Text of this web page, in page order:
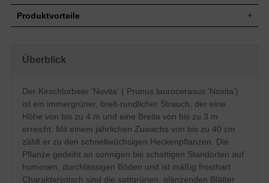
Zuwachs
Wuchsform
Frucht
Tiefschwarze erbsengroße Steinfrüchte,
nicht zum Verzehr geeignet
Blüte
Weiß, im Mai, angenehm duftend
Blütezeit
Mai
Boden
Humose und durchlässige Böden,
Staunässe vermeiden
Standort
Sonnig bis schattig
Produktvorteile
gut schnittverträglich
optimal für breite Hecken bis 400 cm
verträgt keine Staunässe
mäßig frosthart
regelmäßiger Beschnitt nötig
Überblick
Der Kirschlorbeer 'Novita' ( Prunus laurocerasus 'Novita')
ist ein immergrüner, breit-rundlicher Strauch, der eine
Höhe von bis zu 4 m und eine Breite von bis zu 3 m
erreicht. Mit einem jährlichen Zuwachs von bis zu 40 cm
zählt er zu den schnellwüchsigen Heckenpflanzen. Die
Pflanze gedeiht an sonnigen bis schattigen Standorten auf
humosen, durchlässigen Böden und ist mäßig frosthart .
Charakteristisch sind die sattgrünen, glänzenden Blätter